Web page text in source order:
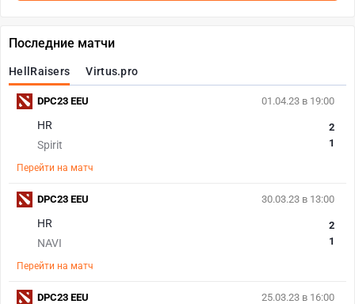
Последние матчи
HellRaisers Virtus.pro
01.04.23 в 19:00
HR
Spirit
2
1
Перейти на матч
DPC23 EEU
30.03.23 в 13:00
HR
NAVI
2
1
Перейти на матч
DPC23 EEU
25.03.23 в 16:00
DPC23 EEU